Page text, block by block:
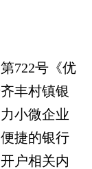
722号《优
丰村镇银
小微企业
捷的银行
户相关内